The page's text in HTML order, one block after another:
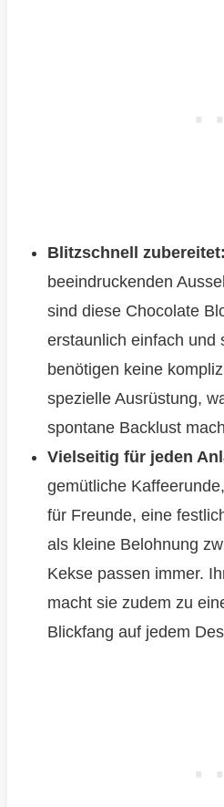
Blitzschnell zubereitet:
beeindruckenden
sind diese Chocolate
erstaunlich einfach und
benötigen keine
spezielle Ausrüstung,
spontane Backlust
Vielseitig für jeden
gemütliche
für Freunde, eine
als kleine Belohnung
Kekse passen immer.
macht sie zudem zu
Blickfang auf jedem